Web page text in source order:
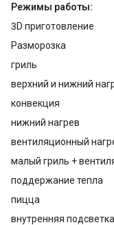
Режимы работы:
3D приготовление
Разморозка
гриль
верхний и нижний
конвекция
нижний нагрев
вентиляционный
малый гриль +
поддержание тепла
пицца
внутренняя подсветка